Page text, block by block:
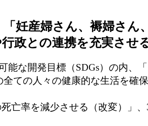
「妊産婦さん、褥婦さ
政との連携を充実させる
能な開発目標（SDGs）の内、
ての人々の健康的な生活を確
亡率を減少させる（改変）」